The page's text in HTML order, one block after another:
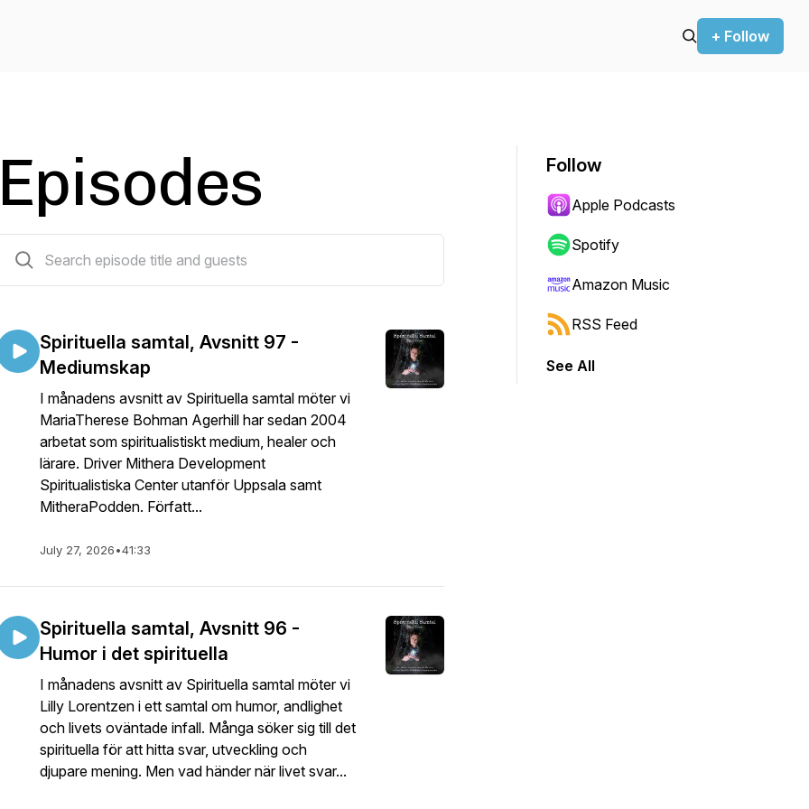
+ Follow
Episodes
Spirituella samtal, Avsnitt 97 -
Mediumskap
I månadens avsnitt av Spirituella samtal möter vi
MariaTherese Bohman Agerhill har sedan 2004
arbetat som spiritualistiskt medium, healer och
lärare. Driver Mithera Development
Spiritualistiska Center utanför Uppsala samt
MitheraPodden. Författ...
July 27, 2026•41:33
Spirituella samtal, Avsnitt 96 -
Humor i det spirituella
I månadens avsnitt av Spirituella samtal möter vi
Lilly Lorentzen i ett samtal om humor, andlighet
och livets oväntade infall. Många söker sig till det
spirituella för att hitta svar, utveckling och
djupare mening. Men vad händer när livet svar...
Follow
Apple Podcasts
Spotify
Amazon Music
RSS Feed
See All